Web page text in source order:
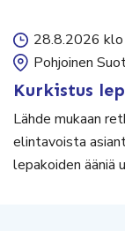
28.8.2026
Pohjoinen
Kurkistus
Lähde mukaan
elintavoista
lepakoiden ääniä